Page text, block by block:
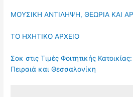
ΜΟΥΣΙΚΗ ΑΝΤΙΛΗΨΗ, ΘΕΩΡΙΑ ΚΑΙ
ΤΟ ΗΧΗΤΙΚΟ ΑΡΧΕΙΟ
Σοκ στις Τιμές Φοιτητικής
Πειραιά και Θεσσαλονίκη